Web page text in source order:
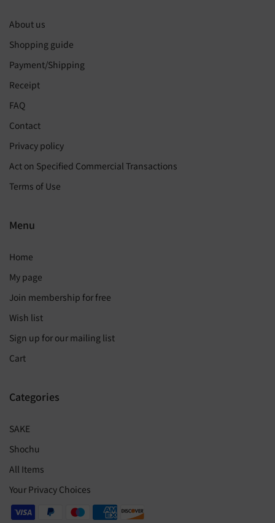
About us
Shopping guide
Payment/Shipping
Receipt
FAQ
Contact
Privacy policy
Act on Specified Commercial Transactions
Terms of Use
Menu
Home
My page
Join membership for free
Wish list
Sign up for our mailing list
Cart
Categories
SAKE
Shochu
All Items
Your Privacy Choices